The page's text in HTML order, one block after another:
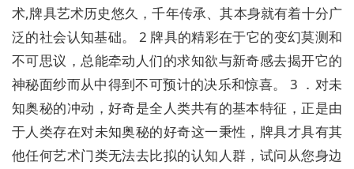
术,牌具艺术历史悠久，千年传承、其本身就有着十分广
泛的社会认知基础。 2 牌具的精彩在于它的变幻莫测和
不可思议，总能牵动人们的求知欲与新奇感去揭开它的
神秘面纱而从中得到不可预计的决乐和惊喜。 3 ．对未
知奥秘的冲动，好奇是全人类共有的基本特征，正是由
于人类存在对未知奥秘的好奇这一秉性，牌具才具有其
他任何艺术门类无法去比拟的认知人群，试问从您身边